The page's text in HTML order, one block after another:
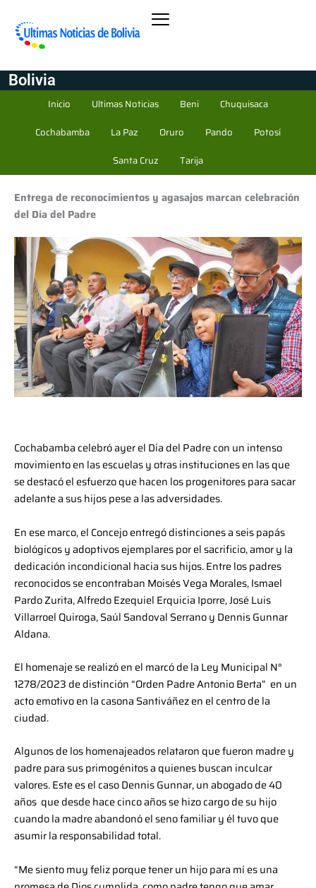
Bolivia
Inicio Ultimas Noticias Beni
Chuquisaca
Cochabamba
La Paz Oruro Pando
Potosí
Santa Cruz
Tarija
Entrega de reconocimientos y agasajos marcan celebración
del Día del Padre
Cochabamba celebró ayer el Día del Padre con un intenso
movimiento en las escuelas y otras instituciones en las que
se destacó el esfuerzo que hacen los progenitores para sacar
adelante a sus hijos pese a las adversidades.
En ese marco, el Concejo entregó distinciones a seis papás
biológicos y adoptivos ejemplares por el sacrificio, amor y la
dedicación incondicional hacia sus hijos. Entre los padres
reconocidos se encontraban Moisés Vega Morales, Ismael
Pardo Zurita, Alfredo Ezequiel Erquicia Iporre, José Luis
Villarroel Quiroga, Saúl Sandoval Serrano y Dennis Gunnar
Aldana.
El homenaje se realizó en el marcó de la Ley Municipal N°
1278/2023 de distinción “Orden Padre Antonio Berta” en un
acto emotivo en la casona Santiváñez en el centro de la
ciudad.
Algunos de los homenajeados relataron que fueron madre y
padre para sus primogénitos a quienes buscan inculcar
valores. Este es el caso Dennis Gunnar, un abogado de 40
años que desde hace cinco años se hizo cargo de su hijo
cuando la madre abandonó el seno familiar y él tuvo que
asumir la responsabilidad total.
“Me siento muy feliz porque tener un hijo para mí es una